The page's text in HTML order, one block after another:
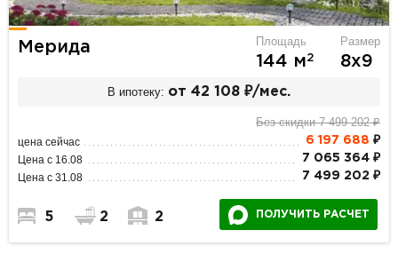
Мерида Площадь
144 м2
Размер
8х9
В ипотеку: от 42 108 ₽/мес.
Без скидки 7 499 202 ₽
цена сейчас 6 197 688 ₽
Цена с 16.08 7 065 364 ₽
Цена с 31.08 7 499 202 ₽
5 2 2 ПОЛУЧИТЬ РАСЧЕТ